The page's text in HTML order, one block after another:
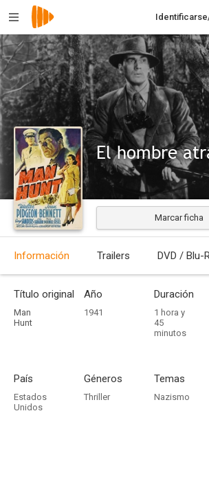
El hombre
Marcar ficha
Información Trailers DVD / Blu-
Título original
Man
Hunt
Año
1941
Duración
1 hora y
45
minutos
País
Estados
Unidos
Géneros
Thriller
Temas
Nazismo